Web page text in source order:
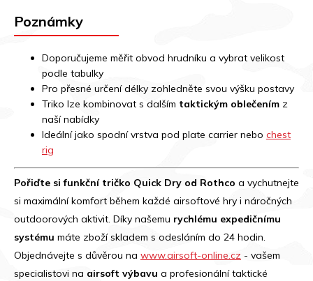
Poznámky
Doporučujeme měřit obvod hrudníku a vybrat velikost
podle tabulky
Pro přesné určení délky zohledněte svou výšku postavy
Triko lze kombinovat s dalším taktickým oblečením z
naší nabídky
Ideální jako spodní vrstva pod plate carrier nebo chest
rig
Pořiďte si funkční tričko Quick Dry od Rothco a vychutnejte
si maximální komfort během každé airsoftové hry i náročných
outdoorových aktivit. Díky našemu rychlému expedičnímu
systému máte zboží skladem s odesláním do 24 hodin.
Objednávejte s důvěrou na www.airsoft-online.cz - vašem
specialistovi na airsoft výbavu a profesionální taktické